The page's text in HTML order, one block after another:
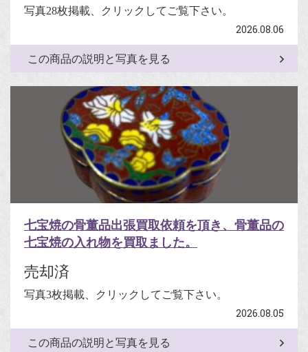
写真28枚掲載、クリックしてご覧下さい。
2026.08.06
この商品の説明と写真を見る
七宝焼の骨董品出張買取依頼を頂き、骨董品の
七宝焼の入れ物を買取ました。
売却済
写真3枚掲載、クリックしてご覧下さい。
2026.08.05
この商品の説明と写真を見る